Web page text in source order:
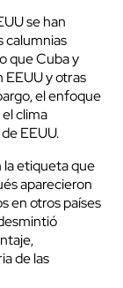
se han
calumnias
que Cuba y
y otras
el enfoque
clima
EEUU.
la etiqueta que
aparecieron
en otros países
de las